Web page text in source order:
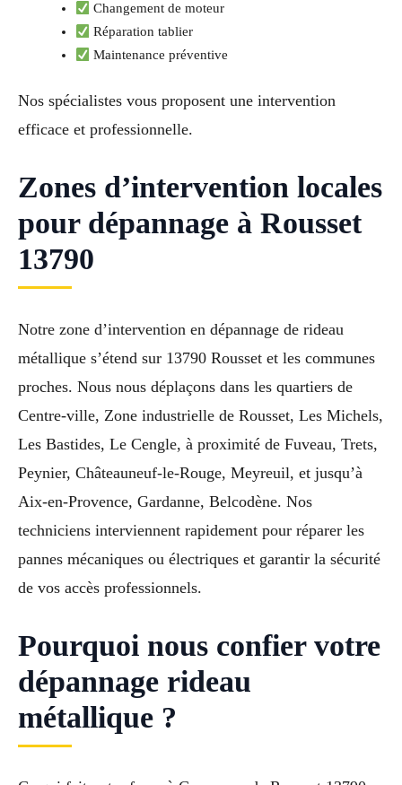
Changement de moteur
Réparation tablier
Maintenance préventive
Nos spécialistes vous proposent une intervention
efficace et professionnelle.
Zones d’intervention locales
pour dépannage à Rousset
13790
Notre zone d’intervention en dépannage de rideau
métallique s’étend sur 13790 Rousset et les communes
proches. Nous nous déplaçons dans les quartiers de
Centre-ville, Zone industrielle de Rousset, Les Michels,
Les Bastides, Le Cengle, à proximité de Fuveau, Trets,
Peynier, Châteauneuf-le-Rouge, Meyreuil, et jusqu’à
Aix-en-Provence, Gardanne, Belcodène. Nos
techniciens interviennent rapidement pour réparer les
pannes mécaniques ou électriques et garantir la sécurité
de vos accès professionnels.
Pourquoi nous confier votre
dépannage rideau
métallique ?